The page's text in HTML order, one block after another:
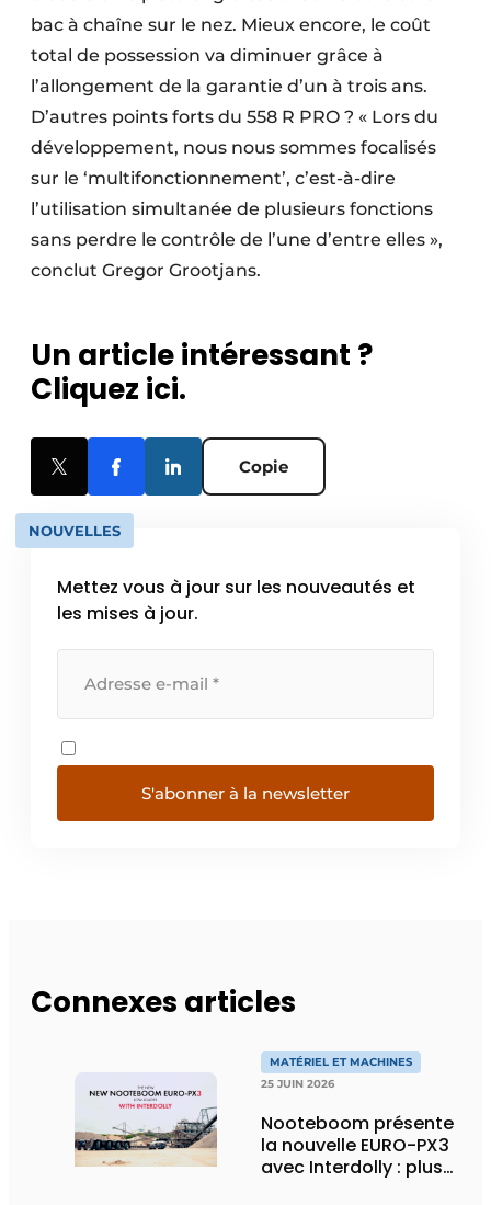
bac à chaîne sur le nez. Mieux encore, le coût
total de possession va diminuer grâce à
l’allongement de la garantie d’un à trois ans.
D’autres points forts du 558 R PRO ? « Lors du
développement, nous nous sommes focalisés
sur le ‘multifonctionnement’, c’est-à-dire
l’utilisation simultanée de plusieurs fonctions
sans perdre le contrôle de l’une d’entre elles »,
conclut Gregor Grootjans.
Un article intéressant ?
Cliquez ici.
Copie
NOUVELLES
Mettez vous à jour sur les nouveautés et
les mises à jour.
S'abonner à la newsletter
Connexes articles
MATÉRIEL ET MACHINES
25 JUIN 2026
Nooteboom présente
la nouvelle EURO-PX3
avec Interdolly : plus